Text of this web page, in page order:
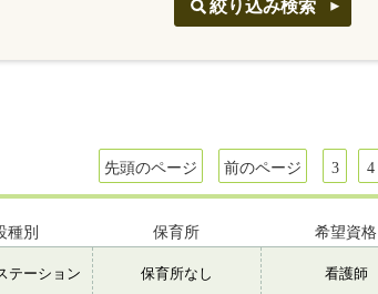
先頭のページ
前のページ 3 4
種別 保育所 希望資格
テーション 保育所なし 看護師